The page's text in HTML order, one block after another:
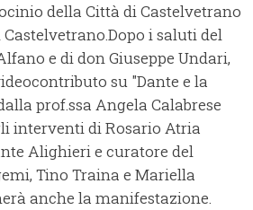
della Città di Castelvetrano
i saluti del
e di don Giuseppe Undari,
su "Dante e la
prof.ssa Angela Calabrese
interventi di Rosario Atria
Alighieri e curatore del
Tino Traina e Mariella
anche la manifestazione.